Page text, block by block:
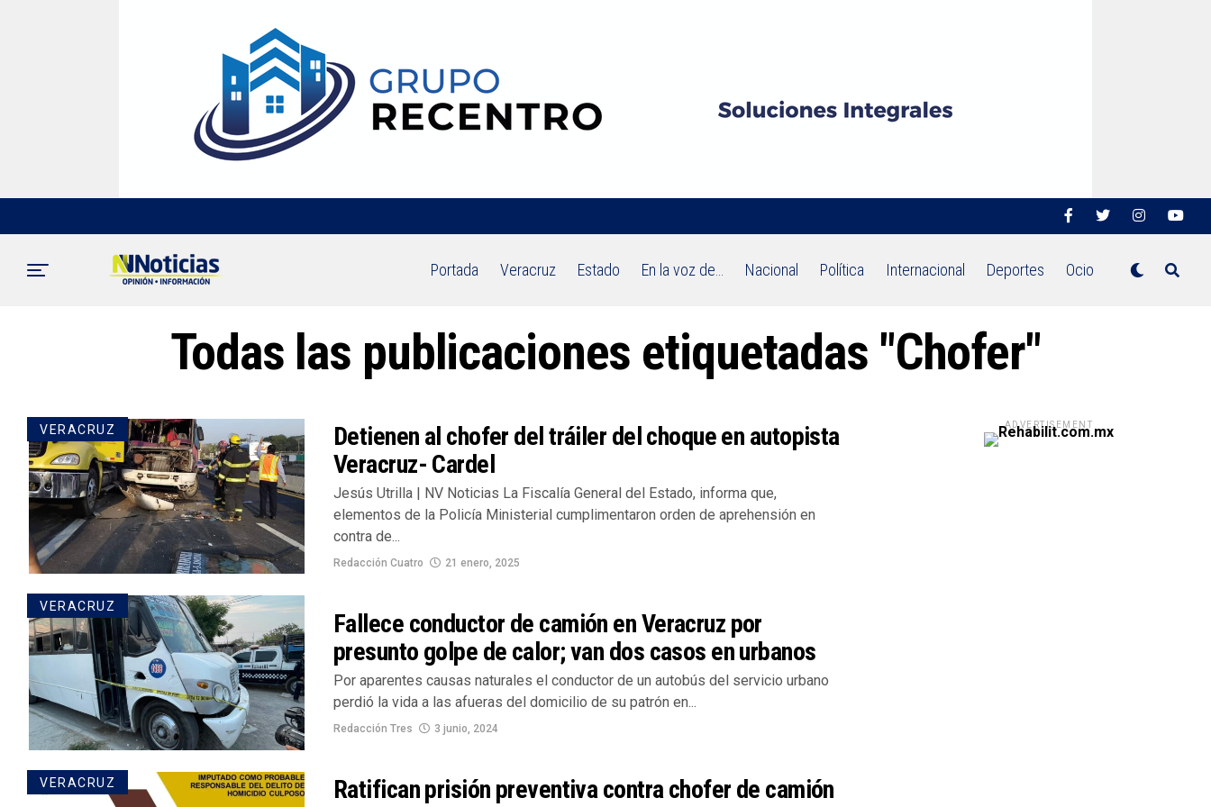
Portada Veracruz Estado En la voz de… Nacional Política Internacional Deportes Ocio
Todas las publicaciones etiquetadas "Chofer"
VERACRUZ
Detienen al chofer del tráiler del choque en autopista
Veracruz- Cardel
Jesús Utrilla | NV Noticias La Fiscalía General del Estado, informa que,
elementos de la Policía Ministerial cumplimentaron orden de aprehensión en
contra de...
Redacción Cuatro 21 enero, 2025
VERACRUZ
Fallece conductor de camión en Veracruz por
presunto golpe de calor; van dos casos en urbanos
Por aparentes causas naturales el conductor de un autobús del servicio urbano
perdió la vida a las afueras del domicilio de su patrón en...
Redacción Tres 3 junio, 2024
VERACRUZ
Ratifican prisión preventiva contra chofer de camión
ADVERTISEMENT